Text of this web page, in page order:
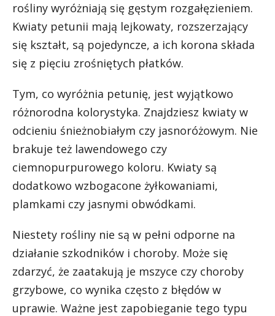
rośliny wyróżniają się gęstym rozgałęzieniem.
Kwiaty petunii mają lejkowaty, rozszerzający
się kształt, są pojedyncze, a ich korona składa
się z pięciu zrośniętych płatków.
Tym, co wyróżnia petunię, jest wyjątkowo
różnorodna kolorystyka. Znajdziesz kwiaty w
odcieniu śnieżnobiałym czy jasnoróżowym. Nie
brakuje też lawendowego czy
ciemnopurpurowego koloru. Kwiaty są
dodatkowo wzbogacone żyłkowaniami,
plamkami czy jasnymi obwódkami.
Niestety rośliny nie są w pełni odporne na
działanie szkodników i choroby. Może się
zdarzyć, że zaatakują je mszyce czy choroby
grzybowe, co wynika często z błędów w
uprawie. Ważne jest zapobieganie tego typu